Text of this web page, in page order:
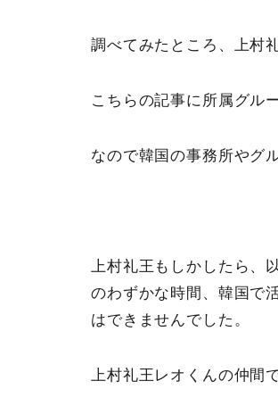
調べてみたところ、上村
こちらの記事に所属グル
なので韓国の事務所やグ
上村礼王もしかしたら、
のわずかな時間、韓国で
はできませんでした。
上村礼王レオくんの仲間